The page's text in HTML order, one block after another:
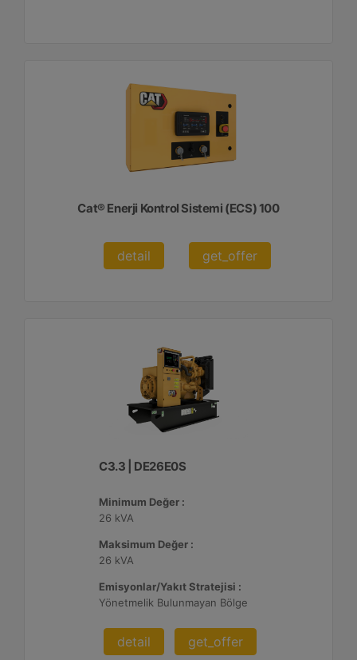
Cat® Enerji Kontrol Sistemi (ECS) 100
detail get_offer
C3.3 | DE26E0S
Minimum Değer :
26 kVA
Maksimum Değer :
26 kVA
Emisyonlar/Yakıt Stratejisi :
Yönetmelik Bulunmayan Bölge
detail get_offer